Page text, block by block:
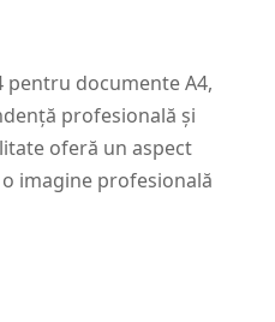
pentru documente A4,
profesională și
oferă un aspect
imagine profesională